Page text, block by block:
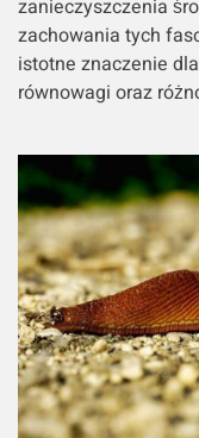
zanieczyszczenia
zachowania tych
istotne znaczenie
równowagi oraz